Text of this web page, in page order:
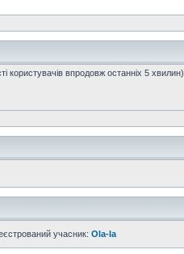
користувачів впродовж останніх 5 хвилин)
учасник: Ola-la